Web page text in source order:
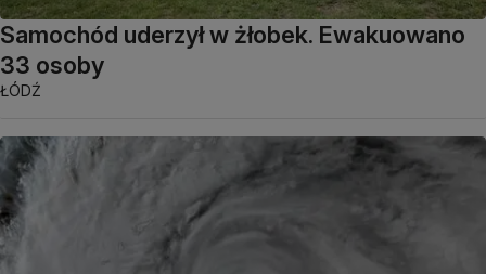
Samochód uderzył w żłobek. Ewakuowano
33 osoby
ŁÓDŹ